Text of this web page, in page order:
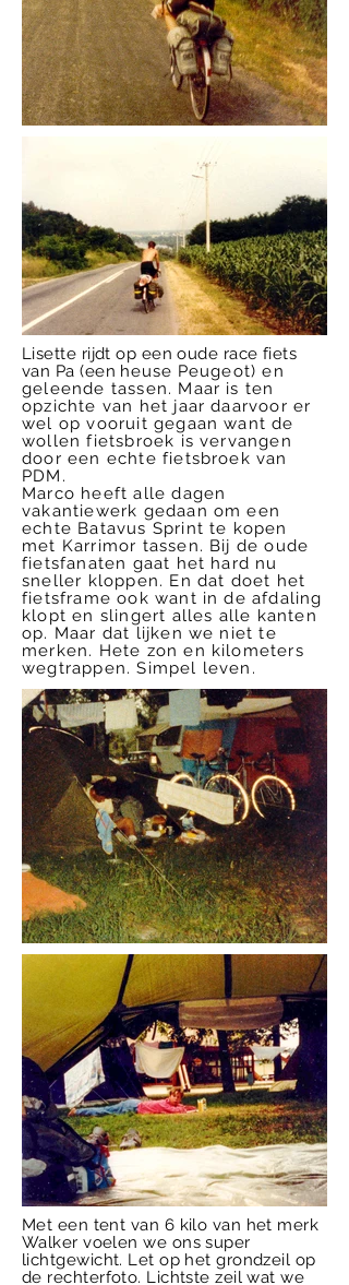
Lisette rijdt op een oude race fiets
van Pa (een heuse Peugeot) en
geleende tassen. Maar is ten
opzichte van het jaar daarvoor er
wel op vooruit gegaan want de
wollen fietsbroek is vervangen
door een echte fietsbroek van
PDM.
Marco heeft alle dagen
vakantiewerk gedaan om een
echte Batavus Sprint te kopen
met Karrimor tassen. Bij de oude
fietsfanaten gaat het hard nu
sneller kloppen. En dat doet het
fietsframe ook want in de afdaling
klopt en slingert alles alle kanten
op. Maar dat lijken we niet te
merken. Hete zon en kilometers
wegtrappen. Simpel leven.
Met een tent van 6 kilo van het merk
Walker voelen we ons super
lichtgewicht. Let op het grondzeil op
de rechterfoto. Lichtste zeil wat we